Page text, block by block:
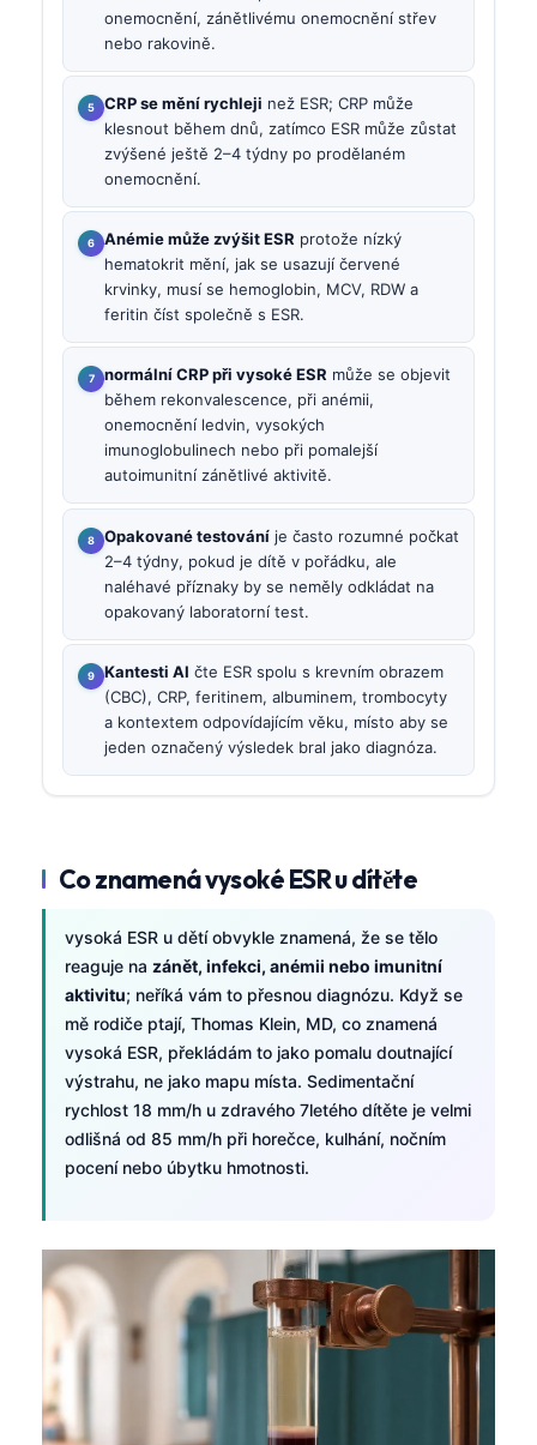
onemocnění, zánětlivému onemocnění střev
nebo rakovině.
CRP se mění rychleji než ESR; CRP může
klesnout během dnů, zatímco ESR může zůstat
zvýšené ještě 2–4 týdny po prodělaném
onemocnění.
Anémie může zvýšit ESR protože nízký
hematokrit mění, jak se usazují červené
krvinky, musí se hemoglobin, MCV, RDW a
feritin číst společně s ESR.
normální CRP při vysoké ESR může se objevit
během rekonvalescence, při anémii,
onemocnění ledvin, vysokých
imunoglobulinech nebo při pomalejší
autoimunitní zánětlivé aktivitě.
Opakované testování je často rozumné počkat
2–4 týdny, pokud je dítě v pořádku, ale
naléhavé příznaky by se neměly odkládat na
opakovaný laboratorní test.
Kantesti AI čte ESR spolu s krevním obrazem
(CBC), CRP, feritinem, albuminem, trombocyty
a kontextem odpovídajícím věku, místo aby se
jeden označený výsledek bral jako diagnóza.
Co znamená vysoké ESR u dítěte
vysoká ESR u dětí obvykle znamená, že se tělo
reaguje na zánět, infekci, anémii nebo imunitní
aktivitu; neříká vám to přesnou diagnózu. Když se
mě rodiče ptají, Thomas Klein, MD, co znamená
vysoká ESR, překládám to jako pomalu doutnající
výstrahu, ne jako mapu místa. Sedimentační
rychlost 18 mm/h u zdravého 7letého dítěte je velmi
odlišná od 85 mm/h při horečce, kulhání, nočním
pocení nebo úbytku hmotnosti.